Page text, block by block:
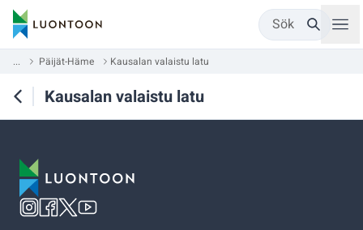
Sök
... Päijät-Häme Kausalan valaistu latu
Kausalan valaistu latu